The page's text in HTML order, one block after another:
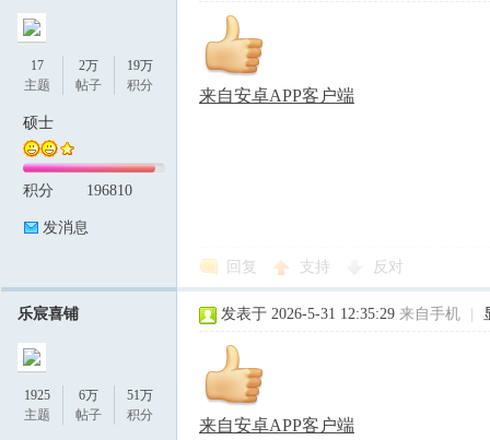
17
主题
2万
帖子
19万
积分
硕士
积分 196810
发消息
来自安卓APP客户端
回复 支持 反对
乐宸喜铺
1925
主题
6万
帖子
51万
积分
发表于 2026-5-31 12:35:29 来自手机
来自安卓APP客户端